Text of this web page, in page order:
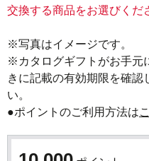
交換する商品をお選びくだ
※写真はイメージです。
※カタログギフトがお手元
きに記載の有効期限を確認
い。
●ポイントのご利用方法は